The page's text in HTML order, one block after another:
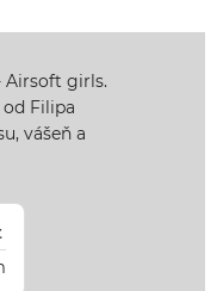
Airsoft girls.
Filipa
vášeň a